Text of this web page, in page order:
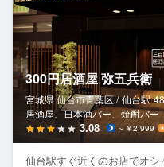
300円居酒屋 弥五兵衛
宮城県 仙台市青葉区 / 仙台駅
居酒屋、日本酒バー、焼酎バー
3.08 ～￥2,999
仙台駅すぐ近くのお店でオ